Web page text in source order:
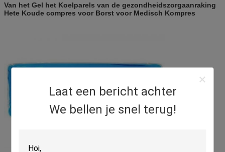
Laat een bericht achter
We bellen je snel terug!
Van het Gel het Koelparels van de gezondheidszorgaanraking
Hete Koude compres voor Borst voor Medisch Kompres